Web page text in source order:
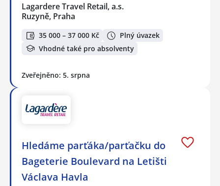
Lagardere Travel Retail, a.s.
Ruzyně, Praha
35 000 – 37 000 Kč
Plný úvazek
Vhodné také pro absolventy
Zveřejněno: 5. srpna
Hledáme parťáka/parťačku do
Bageterie Boulevard na Letišti
Václava Havla